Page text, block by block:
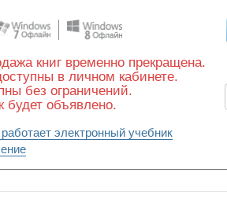
книг временно прекращена.
в личном кабинете.
без ограничений.
будет объявлено.
электронный учебник